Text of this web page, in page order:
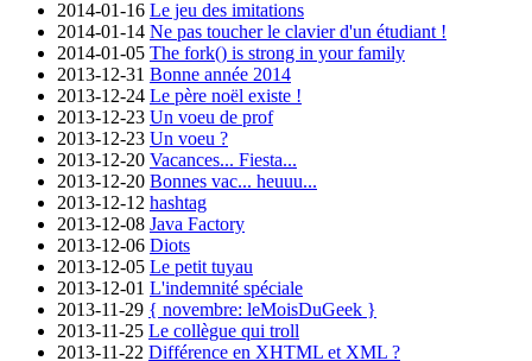
2014-01-16 Le jeu des imitations
2014-01-14 Ne pas toucher le clavier d'un étudiant !
2014-01-05 The fork() is strong in your family
2013-12-31 Bonne année 2014
2013-12-24 Le père noël existe !
2013-12-23 Un voeu de prof
2013-12-23 Un voeu ?
2013-12-20 Vacances... Fiesta...
2013-12-20 Bonnes vac... heuuu...
2013-12-12 hashtag
2013-12-08 Java Factory
2013-12-06 Diots
2013-12-05 Le petit tuyau
2013-12-01 L'indemnité spéciale
2013-11-29 { novembre: leMoisDuGeek }
2013-11-25 Le collègue qui troll
2013-11-22 Différence en XHTML et XML ?